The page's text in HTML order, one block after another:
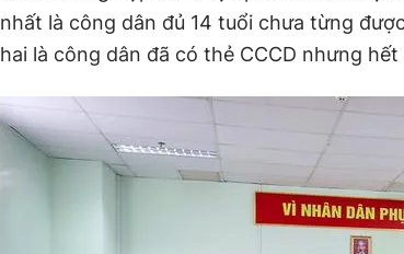
nhất là công dân đủ 14 tuổi chưa từng
hai là công dân đã có thẻ CCCD nhưng